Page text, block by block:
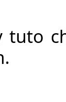
tuto